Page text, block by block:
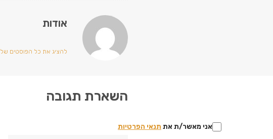
אודות
להציג את כל הפוסטים של sigal
השארת תגובה
אני מאשר/ת את תנאי הפרטיות